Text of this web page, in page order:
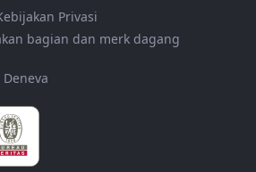
Privasi
bagian dan merk dagang